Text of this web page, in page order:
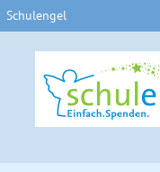
Schulengel